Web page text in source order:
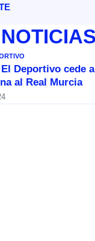
Deportivo cede a
al Real Murcia